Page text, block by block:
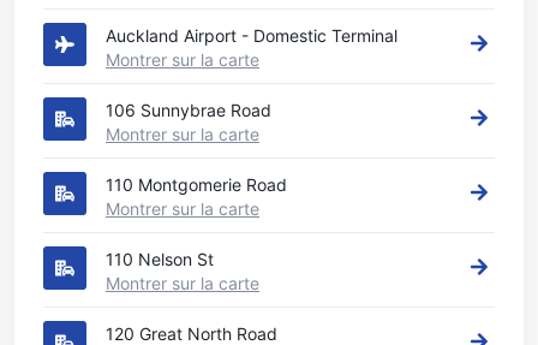
Auckland Airport - Domestic Terminal
Montrer sur la carte
106 Sunnybrae Road
Montrer sur la carte
110 Montgomerie Road
Montrer sur la carte
110 Nelson St
Montrer sur la carte
120 Great North Road